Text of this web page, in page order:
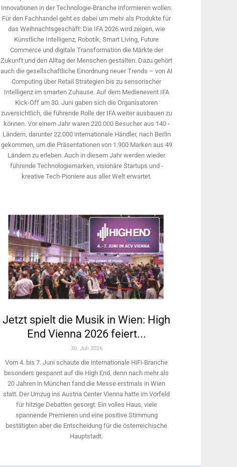
Innovationen in der Technologie-­Branche informieren wollen.
Für den Fachhandel geht es dabei um mehr als Produkte für
das Weihnachtsgeschäft: Die IFA 2026 wird ­zeigen, wie
Künstliche Intelligenz, Robotik, Smart Living, Future
Commerce und digitale Trans­formation die Märkte der
Zukunft und den Alltag der Menschen gestalten. Dazu gehört
auch die gesellschaftliche Einordnung neuer Trends – von AI
Computing über Retail Strategien bis zu sensorischer
Intelligenz im smarten Zuhause. Auf dem Medien­event IFA
Kick-Off am 30. Juni gaben sich die Organisatoren
zuversichtlich, die führende Rolle der IFA weiter ausbauen zu
können. Vor einem Jahr ­waren 220.000 Besucher aus 140 ­
Ländern, ­darunter 22.000 internationale Händler, nach Berlin
gekommen, um die Präsen­tationen von 1.900 Marken aus 49
Ländern zu erleben. Auch in diesem Jahr werden wieder
führende Technologiemarken, visionäre Startups und ­
kreative Tech-Pioniere aus aller Welt erwartet.
Jetzt spielt die Musik in Wien: High
End Vienna 2026 feiert...
30. Juli 2026
Vom 4. bis 7. Juni schaute die internationale HiFi-Branche
besonders gespannt auf die High End, denn nach mehr als
20 Jahren in München fand die Messe erstmals in Wien
statt. Der Umzug ins Austria Center Vienna hatte im Vorfeld
für hitzige Debatten gesorgt. Ein volles Haus, viele
spannende Premieren und eine positive Stimmung
bestätigten aber die Entscheidung für die österreichische
Hauptstadt.